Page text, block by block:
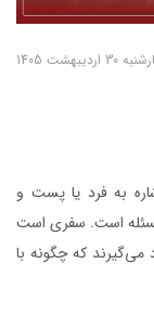
اردیبهشت 1405
به فرد یا پست و
مسئله است. سفری است
می‌گیرند که چگونه با